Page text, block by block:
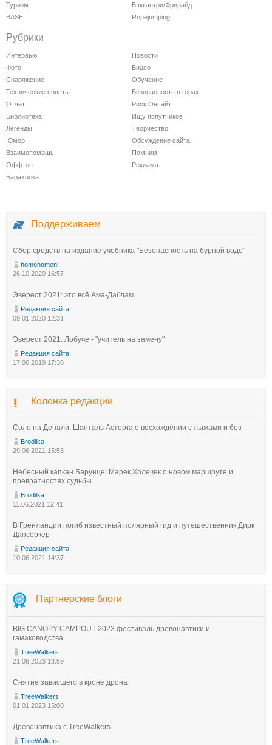
Туризм
Бэккантри/Фрирайд
BASE
Ropejumping
Рубрики
Интервью
Новости
Фото
Видео
Снаряжение
Обучение
Технические советы
Безопасность в горах
Отчет
Риск Онсайт
Библиотека
Ищу попутчиков
Легенды
Творчество
Юмор
Обсуждение сайта
Взаимопомощь
Помним
Оффтоп
Реклама
Барахолка
Поддерживаем
Сбор средств на издание учебника "Безопасность на бурной воде"
homohomeni
26.10.2020 16:57
Эверест 2021: это всё Ама-Даблам
Редакция сайта
09.01.2020 12:31
Эверест 2021: Лобуче - "учитель на замену"
Редакция сайта
17.06.2019 17:38
Колонка редакции
Соло на Денали: Шанталь Асторга о восхождении с лыжами и без
Brodilka
29.06.2021 15:53
Небесный капкан Барунце: Марек Холечек о новом маршруте и
превратностях судьбы
Brodilka
11.06.2021 12:41
В Гренландии погиб известный полярный гид и путешественник Дирк
Дансеркер
Редакция сайта
10.06.2021 14:37
Партнерские блоги
BIG CANOPY CAMPOUT 2023 фестиваль древонавтики и
гамаководства
TreeWalkers
21.06.2023 13:59
Снятие зависшего в кроне дрона
TreeWalkers
01.01.2023 15:00
Древонавтика с TreeWalkers
TreeWalkers